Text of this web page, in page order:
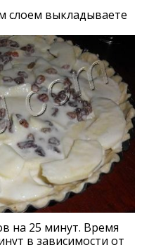
слоем выкладываете
на 25 минут. Время
в зависимости от